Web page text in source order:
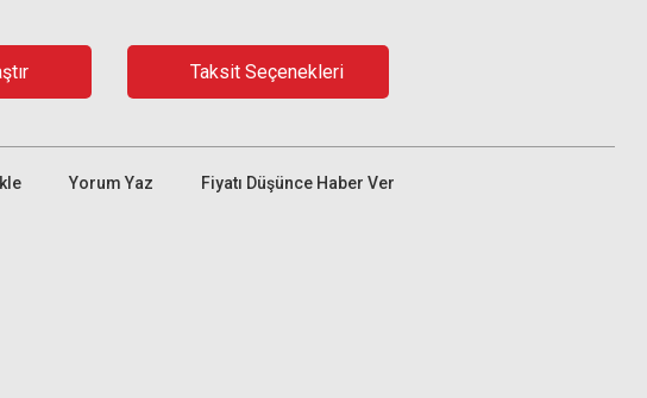
Taksit Seçenekleri
Yorum Yaz Fiyatı Düşünce Haber Ver